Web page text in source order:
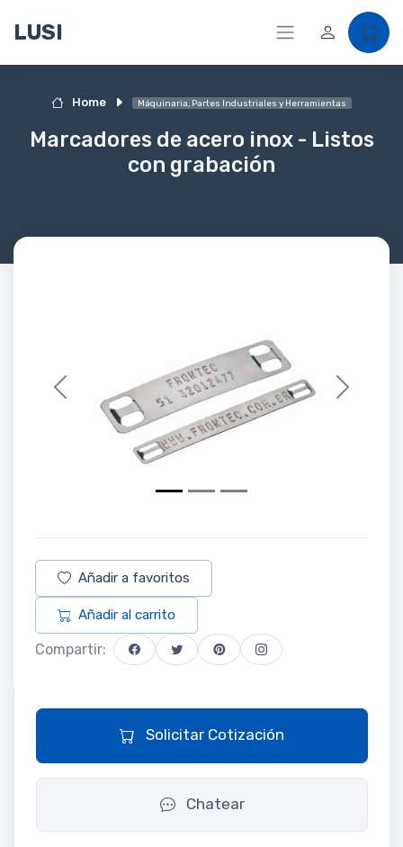
LUSI
Home Máquinaria, Partes Industriales y Herramientas
Marcadores de acero inox - Listos
con grabación
Previous Next
Añadir a favoritos
Añadir al carrito
Compartir:
Solicitar Cotización
Chatear